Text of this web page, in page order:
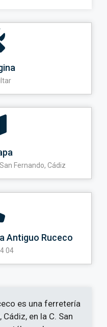
Fernando, Cádiz
Antiguo Ruceco
04
es una ferretería
en la C. San